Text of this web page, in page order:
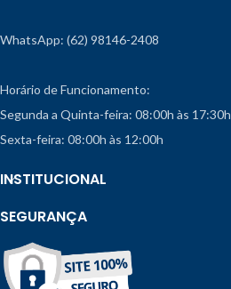
WhatsApp: (62) 98146-2408
Horário de Funcionamento:
Segunda a Quinta-feira: 08:00h às 17:30h
Sexta-feira: 08:00h às 12:00h
INSTITUCIONAL
SEGURANÇA